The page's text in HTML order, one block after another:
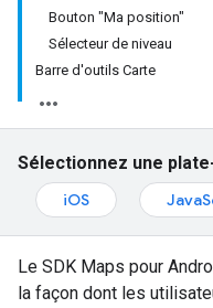
Bouton "Ma position"
Sélecteur de niveau
Barre d'outils Carte
Sélectionnez une
iOS
Le SDK Maps pour
la façon dont les